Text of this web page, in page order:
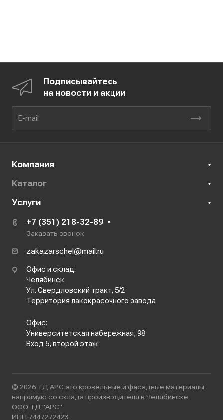
Подписывайтесь
на новости и акции
Компания
Каталог
Услуги
+7 (351) 218-32-89
Заказать звонок
zakazarschel@mail.ru
Офис и склад:
Челябинск
Ул. Свердловский тракт, 5/2
Территория лакокрасочного завода
Офис:
Университетская набережная, 98
Вход 5, второй этаж
© 2026 ТД АРС это кровельные и фасадные материалы
напрямую со склада производителя в Челябинске
ООО ТД "АРС"
ИНН 7447272423